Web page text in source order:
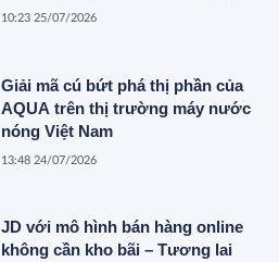
bền vững
10:23 25/07/2026
Giải mã cú bứt phá thị phần của
AQUA trên thị trường máy nước
nóng Việt Nam
13:48 24/07/2026
JD với mô hình bán hàng online
không cần kho bãi – Tương lai